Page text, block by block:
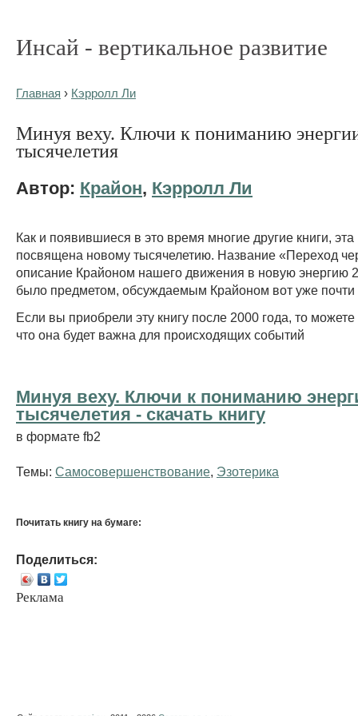
Инсай - вертикальное развитие
Главная › Кэрролл Ли
Минуя веху. Ключи к пониманию
тысячелетия
Автор: Крайон, Кэрролл Ли
Как и появившиеся в это время многие другие книги, эта
посвящена новому тысячелетию. Название «Переход
описание Крайоном нашего движения в новую энергию
было предметом, обсуждаемым Крайоном вот уже почти
Если вы приобрели эту книгу после 2000 года, то
что она будет важна для происходящих событий
Минуя веху. Ключи к пониманию
тысячелетия - cкачать книгу
в формате fb2
Темы: Самосовершенствование Эзотерика
Почитать книгу на бумаге:
Поделиться:
Реклама